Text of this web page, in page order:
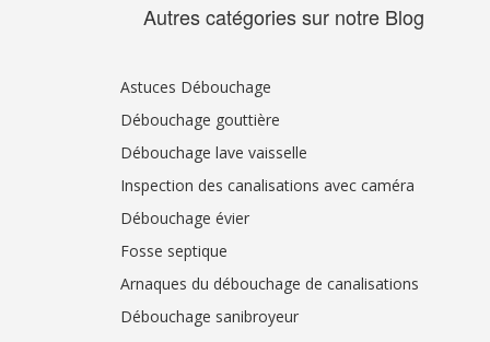
Autres catégories sur notre Blog
Astuces Débouchage
Débouchage gouttière
Débouchage lave vaisselle
Inspection des canalisations avec caméra
Débouchage évier
Fosse septique
Arnaques du débouchage de canalisations
Débouchage sanibroyeur